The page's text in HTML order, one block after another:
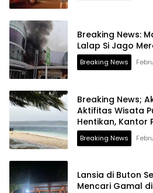
Breaking News:
Lalap Si Jago
Breaking News
Breaking News;
Aktifitas Wisata
Hentikan, Kantor
Kerusakan
Breaking News
Lansia di Buton
Mencari Gamal